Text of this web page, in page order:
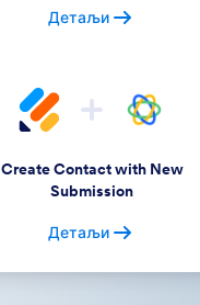
Детаљи
Create Contact with New
Submission
Детаљи